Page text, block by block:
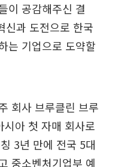
이 공감해주신 결
신과 도전으로 한국
는 기업으로 도약할
회사 브루클린 브루
아 첫 자매 회사로
3년 만에 전국 5대
중소벤처기업부 예